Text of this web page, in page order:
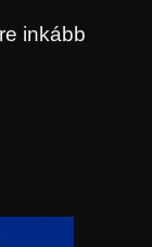
inkább